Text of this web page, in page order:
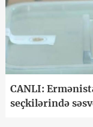
CANLI:
seçkilərində